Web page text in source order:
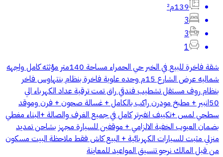
139م²
3
3
1
شقة فاخرة للبيع في الخبر حي الحمراء مساحة 140متر مؤثثه كامل واجهه
شماليه عرض الشارع 15م وحده علوية فاخرة بنظام بنتهاوس فاخر
بنظام روف مستقل تشطيب فندقي راق تمت ترقية عداد الكهرباء الي
50انبير + مطبخ مودرن راكب بالكامل + غسالة صحون + فرن وموقد
سطحي لمس +تكييف انفيرتر كامل في جميع الغرف والصالة +البناء مغطي
بضمان العيوب الخفية الالزامي + موقفين للسيارة مجهز بشاحن تمديد
منزلي مثبت للسيارات الكهربائية + البيع كاش فقط ملاحظة البيت مسكون
من قبل المالك نرجو تنسيق المواعيد للمعاينة